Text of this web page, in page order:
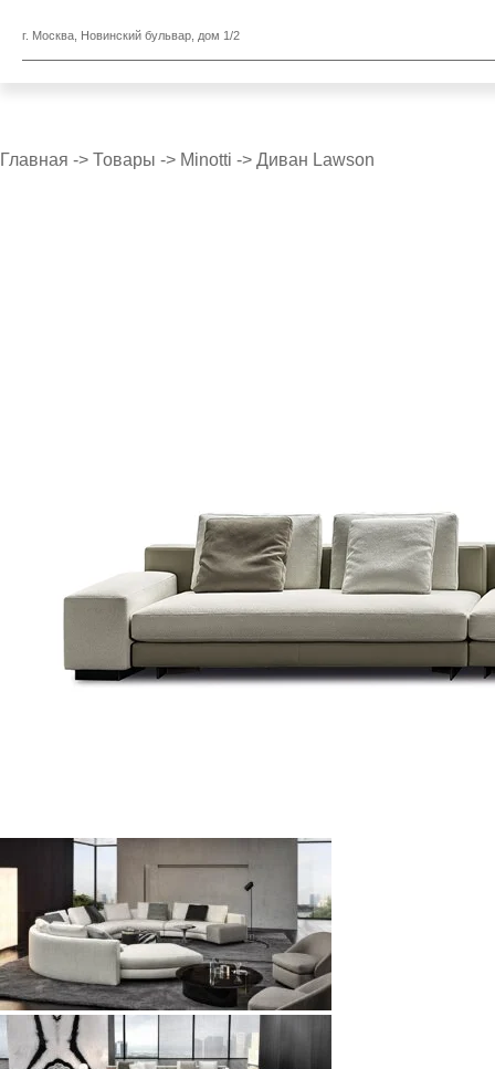
г. Москва, Новинский бульвар, дом 1/2
Главная -> Товары -> Minotti -> Диван Lawson